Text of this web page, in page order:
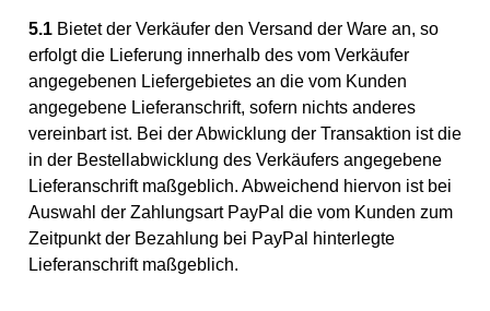
5.1 Bietet der Verkäufer den Versand der Ware an, so
erfolgt die Lieferung innerhalb des vom Verkäufer
angegebenen Liefergebietes an die vom Kunden
angegebene Lieferanschrift, sofern nichts anderes
vereinbart ist. Bei der Abwicklung der Transaktion ist die
in der Bestellabwicklung des Verkäufers angegebene
Lieferanschrift maßgeblich. Abweichend hiervon ist bei
Auswahl der Zahlungsart PayPal die vom Kunden zum
Zeitpunkt der Bezahlung bei PayPal hinterlegte
Lieferanschrift maßgeblich.